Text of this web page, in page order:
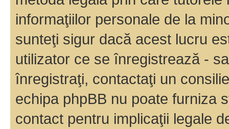
informaţiilor personale de la
sunteţi sigur dacă acest lucru
utilizator ce se înregistrează -
înregistraţi, contactaţi un
echipa phpBB nu poate furniza
contact pentru implicaţii legale